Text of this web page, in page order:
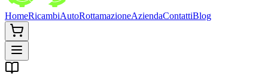
HomeRicambiAutoRottamazioneAziendaContattiBlog